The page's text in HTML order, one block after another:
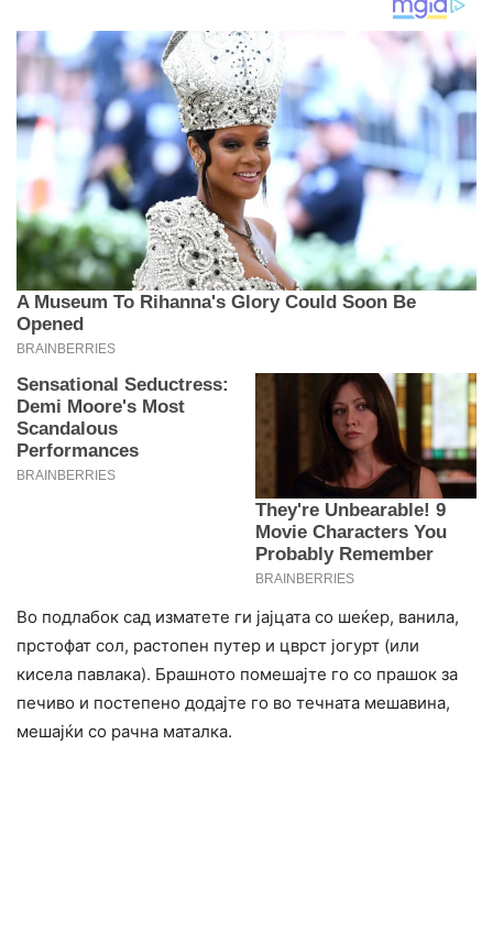
Во подлабок сад изматете ги јајцата со шеќер, ванила,
прстофат сол, растопен путер и цврст јогурт (или
кисела павлака). Брашното помешајте го со прашок за
печиво и постепено додајте го во течната мешавина,
мешајќи со рачна маталка.